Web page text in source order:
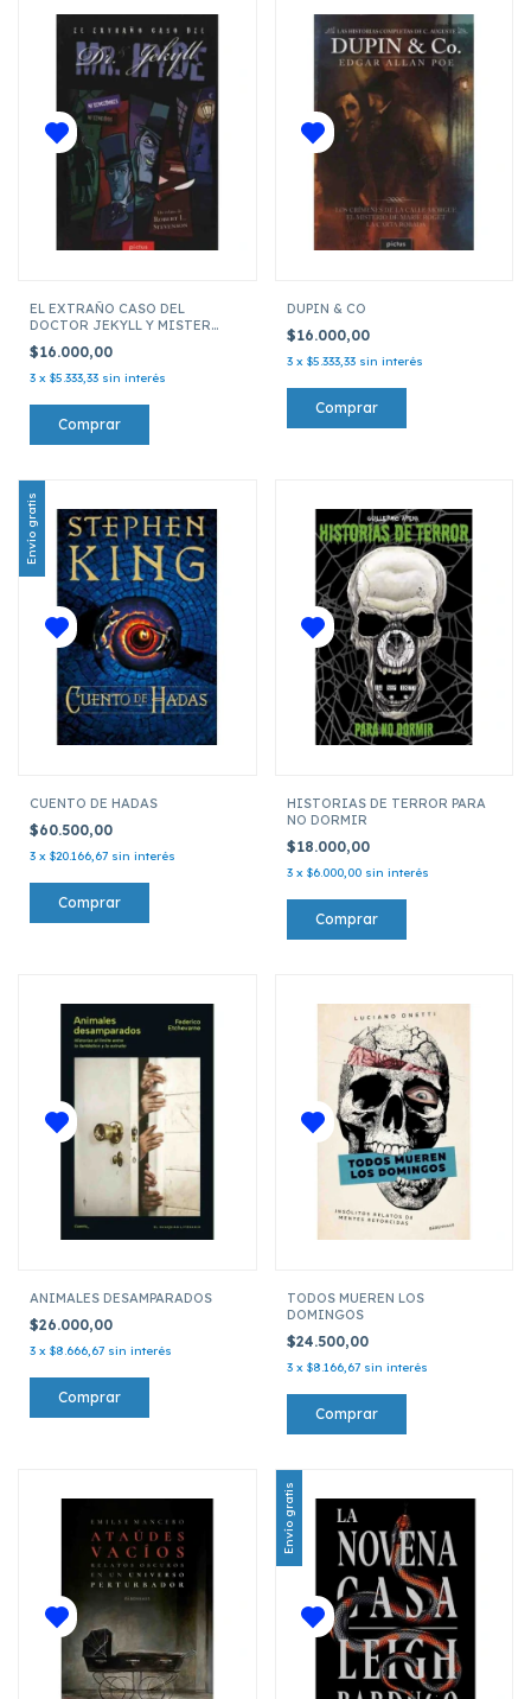
EL EXTRAÑO CASO DEL
DOCTOR JEKYLL Y MISTER
$16.000,00
3 x $5.333,33 sin interés
DUPIN & CO
$16.000,00
3 x $5.333,33 sin interés
Envío gratis
CUENTO DE HADAS
$60.500,00
3 x $20.166,67 sin interés
HISTORIAS DE TERROR PARA
NO DORMIR
$18.000,00
3 x $6.000,00 sin interés
ANIMALES DESAMPARADOS
$26.000,00
3 x $8.666,67 sin interés
TODOS MUEREN LOS
DOMINGOS
$24.500,00
3 x $8.166,67 sin interés
Envío gratis